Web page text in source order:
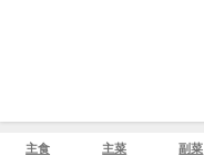
主食 主菜 副菜